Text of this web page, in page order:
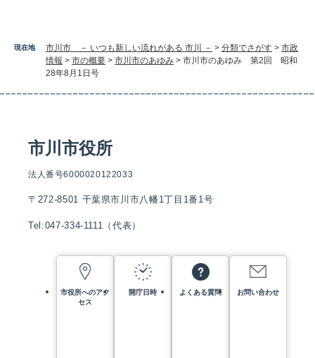
現在地 市川市 － いつも新しい流れがある 市川 － > 分類でさがす > 市政
情報 > 市の概要 > 市川市のあゆみ > 市川市のあゆみ 第2回 昭和
28年8月1日号
市川市役所
法人番号6000020122033
〒272-8501 千葉県市川市八幡1丁目1番1号
Tel:047-334-1111（代表）
市役所へのアク
セス
開庁日時 よくある質問 お問い合わせ